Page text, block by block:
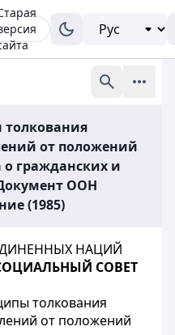
от положений
гражданских и
ООН
(1985)
НАЦИЙ
СОВЕТ
толкования
от положений